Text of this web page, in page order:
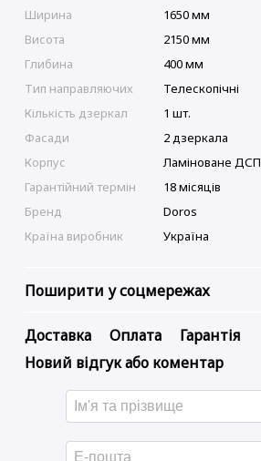
Ширина
1650 мм
Висота
2150 мм
Глибина
400 мм
Тип направляючих
Телескопічні
Кількість дзеркал
1 шт.
Фасади
2 дзеркала
Корпус
Ламіноване ДСП
Гарантійний термін
18 місяців
Бренд
Doros
Країна виробник
Україна
Поширити у соцмережах
Доставка Оплата
Гарантія
Новий відгук або коментар